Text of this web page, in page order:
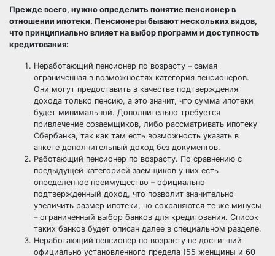
Прежде всего, нужно определить понятие пенсионер в
отношении ипотеки. Пенсионеры бывают нескольких видов,
что принципиально влияет на выбор программ и доступность
кредитования:
Неработающий пенсионер по возрасту – самая
ограниченная в возможностях категория пенсионеров.
Они могут предоставить в качестве подтверждения
дохода только пенсию, а это значит, что сумма ипотеки
будет минимальной. Дополнительно требуется
привлечение созаемщиков, либо рассматривать ипотеку
Сбербанка, так как там есть возможность указать в
анкете дополнительный доход без документов.
Работающий пенсионер по возрасту. По сравнению с
предыдущей категорией заемщиков у них есть
определенное преимущество – официально
подтвержденный доход, что позволит значительно
увеличить размер ипотеки, но сохраняются те же минусы
– ограниченный выбор банков для кредитования. Список
таких банков будет описан далее в специальном разделе.
Неработающий пенсионер по возрасту не достигший
официально установленного предела (55 женщины и 60